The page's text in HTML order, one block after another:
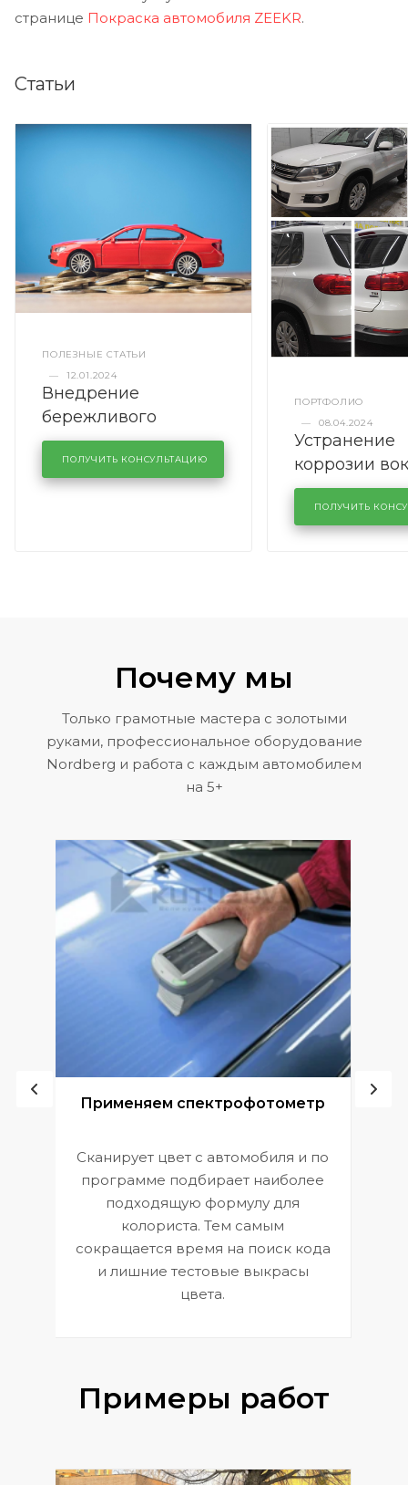
странице Покраска автомобиля ZEEKR.
Статьи
ПОЛЕЗНЫЕ СТАТЬИ
—
12.01.2024
Внедрение
бережливого
производства в
кузовном сервисе
KUTUZOVV
ПОЛУЧИТЬ КОНСУЛЬТАЦИЮ
ПОРТФОЛИО
—
08.04.2024
Устранение
коррозии
лобового
районе
Volkswagen
ПОЛУЧИТЬ
Почему мы
Только грамотные мастера с золотыми
руками, профессиональное оборудование
Nordberg и работа с каждым автомобилем
на 5+
Применяем спектрофотометр
Сканирует цвет с автомобиля и по
программе подбирает наиболее
подходящую формулу для
колориста. Тем самым
сокращается время на поиск кода
и лишние тестовые выкрасы
цвета.
Примеры работ